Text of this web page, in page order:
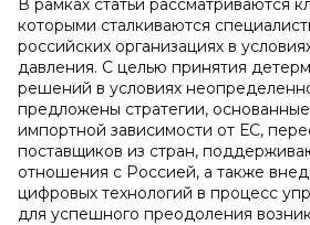
В рамках статьи рассматриваются
которыми сталкиваются
российских организациях в
давления. С целью принятия
решений в условиях
предложены стратегии,
импортной зависимости от ЕС,
поставщиков из стран,
отношения с Россией, а также
цифровых технологий в процесс
для успешного преодоления